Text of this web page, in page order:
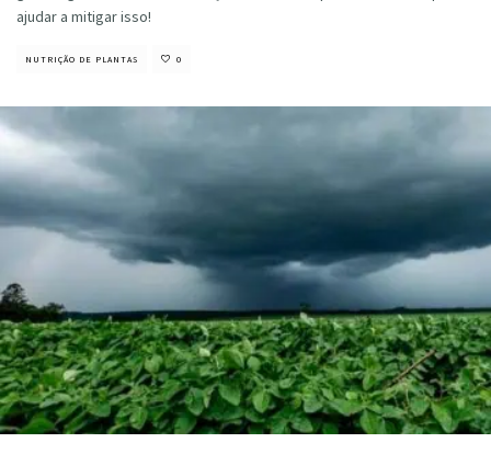
ajudar a mitigar isso!
NUTRIÇÃO DE PLANTAS 0